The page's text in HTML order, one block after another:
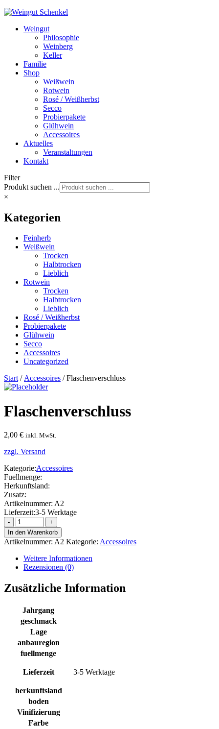
Weingut
Philosophie
Weinberg
Keller
Familie
Shop
Weißwein
Rotwein
Rosé / Weißherbst
Secco
Probierpakete
Glühwein
Accessoires
Aktuelles
Veranstaltungen
Kontakt
Filter
Produkt suchen ...
×
Kategorien
Feinherb
Weißwein
Trocken
Halbtrocken
Lieblich
Rotwein
Trocken
Halbtrocken
Lieblich
Rosé / Weißherbst
Probierpakete
Glühwein
Secco
Accessoires
Uncategorized
Start/Accessoires / Flaschenverschluss
Flaschenverschluss
2,00 € inkl. MwSt.
zzgl. Versand
Kategorie:Accessoires
Fuellmenge:
Herkunftsland:
Zusatz:
Artikelnummer: A2
Lieferzeit:3-5 Werktage
Flaschenverschluss
Menge
In den Warenkorb
Artikelnummer: A2 Kategorie: Accessoires
Weitere Informationen
Rezensionen (0)
Zusätzliche Information
Jahrgang
geschmack
Lage
anbauregion
fuellmenge
Lieferzeit 3-5 Werktage
herkunftsland
boden
Vinifizierung
Farbe